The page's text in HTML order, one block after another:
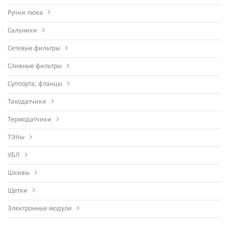
Ручки люка
Сальники
Сетевые фильтры
Сливные фильтры
Суппорта, фланцы
Таходатчики
Термодатчики
ТЭНы
УБЛ
Шкивы
Щетки
Электронные модули